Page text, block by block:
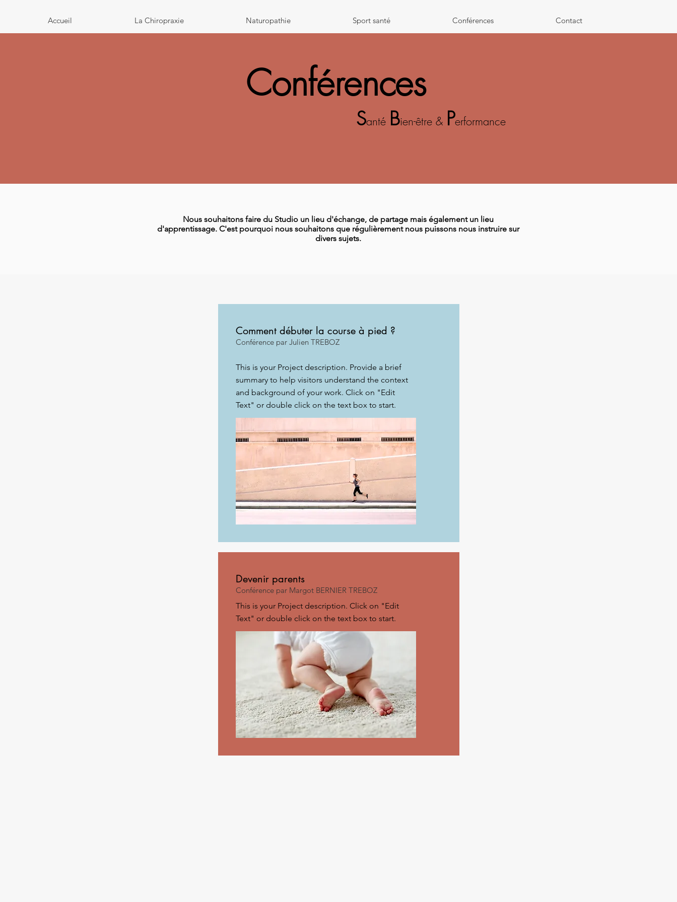
Accueil La Chiropraxie Naturopathie Sport santé Conférences Contact
Conférences
Santé Bien-être & Performance
Nous souhaitons faire du Studio un lieu d'échange, de partage mais également un lieu
d'apprentissage. C'est pourquoi nous souhaitons que régulièrement nous puissons nous instruire sur
divers sujets.
Comment débuter la course à pied ?
Conférence par Julien TREBOZ
This is your Project description. Provide a brief
summary to help visitors understand the context
and background of your work. Click on "Edit
Text" or double click on the text box to start.
Devenir parents
Conférence par Margot BERNIER TREBOZ
This is your Project description. Click on "Edit
Text" or double click on the text box to start.